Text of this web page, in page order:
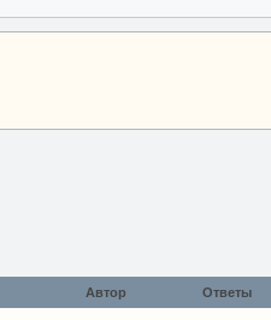
Автор Ответы